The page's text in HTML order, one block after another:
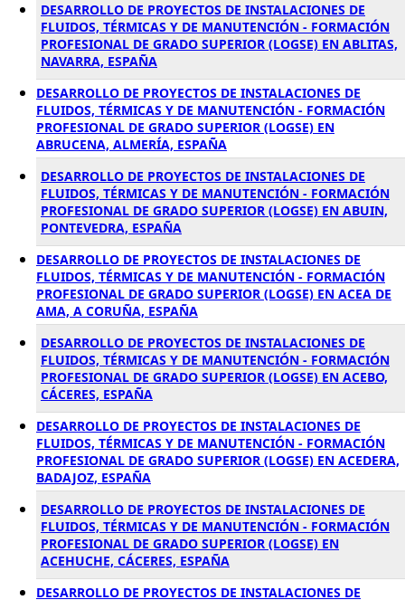
DESARROLLO DE PROYECTOS DE INSTALACIONES DE
FLUIDOS, TÉRMICAS Y DE MANUTENCIÓN - FORMACIÓN
PROFESIONAL DE GRADO SUPERIOR (LOGSE) EN ABLITAS,
NAVARRA, ESPAÑA
DESARROLLO DE PROYECTOS DE INSTALACIONES DE
FLUIDOS, TÉRMICAS Y DE MANUTENCIÓN - FORMACIÓN
PROFESIONAL DE GRADO SUPERIOR (LOGSE) EN
ABRUCENA, ALMERÍA, ESPAÑA
DESARROLLO DE PROYECTOS DE INSTALACIONES DE
FLUIDOS, TÉRMICAS Y DE MANUTENCIÓN - FORMACIÓN
PROFESIONAL DE GRADO SUPERIOR (LOGSE) EN ABUIN,
PONTEVEDRA, ESPAÑA
DESARROLLO DE PROYECTOS DE INSTALACIONES DE
FLUIDOS, TÉRMICAS Y DE MANUTENCIÓN - FORMACIÓN
PROFESIONAL DE GRADO SUPERIOR (LOGSE) EN ACEA DE
AMA, A CORUÑA, ESPAÑA
DESARROLLO DE PROYECTOS DE INSTALACIONES DE
FLUIDOS, TÉRMICAS Y DE MANUTENCIÓN - FORMACIÓN
PROFESIONAL DE GRADO SUPERIOR (LOGSE) EN ACEBO,
CÁCERES, ESPAÑA
DESARROLLO DE PROYECTOS DE INSTALACIONES DE
FLUIDOS, TÉRMICAS Y DE MANUTENCIÓN - FORMACIÓN
PROFESIONAL DE GRADO SUPERIOR (LOGSE) EN ACEDERA,
BADAJOZ, ESPAÑA
DESARROLLO DE PROYECTOS DE INSTALACIONES DE
FLUIDOS, TÉRMICAS Y DE MANUTENCIÓN - FORMACIÓN
PROFESIONAL DE GRADO SUPERIOR (LOGSE) EN
ACEHUCHE, CÁCERES, ESPAÑA
DESARROLLO DE PROYECTOS DE INSTALACIONES DE